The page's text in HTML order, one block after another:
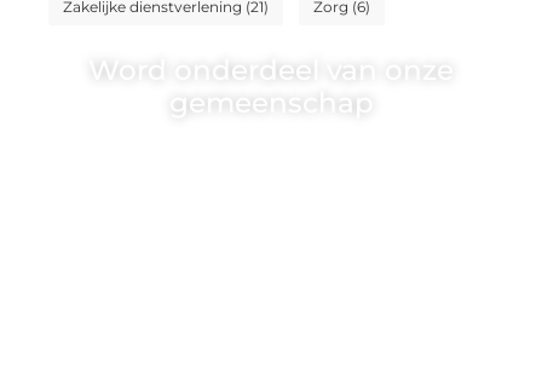
Zakelijke dienstverlening (21) Zorg (6)
Word onderdeel van onze
gemeenschap